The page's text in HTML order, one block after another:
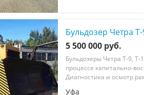
Бульдозер Четра
5 500 000 руб.
Бульдозеры Четра Т-9,
процессе капитально-
Диагностика и осмотр
Уфа